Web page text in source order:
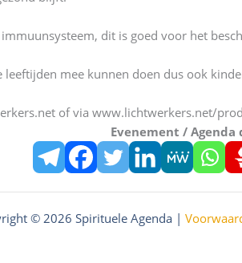
dit is goed voor het
leeftijden mee kunnen doen dus ook
of via www.lichtwerkers.net/
Evenement / Agenda
© 2026 Spirituele Agenda |